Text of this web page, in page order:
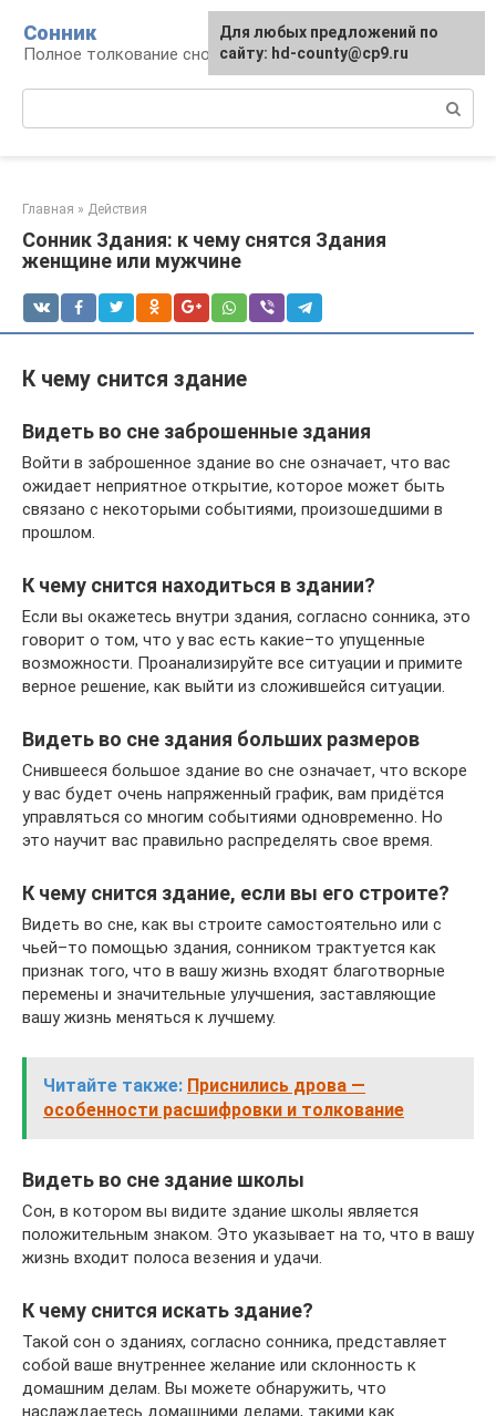
контенту
Сонник
Полное толкование снов
Главная » Действия
Сонник Здания: к чему снятся Здания
женщине или мужчине
К чему снится здание
Видеть во сне заброшенные здания
Войти в заброшенное здание во сне означает, что вас
ожидает неприятное открытие, которое может быть
связано с некоторыми событиями, произошедшими в
прошлом.
К чему снится находиться в здании?
Если вы окажетесь внутри здания, согласно сонника, это
говорит о том, что у вас есть какие–то упущенные
возможности. Проанализируйте все ситуации и примите
верное решение, как выйти из сложившейся ситуации.
Видеть во сне здания больших размеров
Снившееся большое здание во сне означает, что вскоре
у вас будет очень напряженный график, вам придётся
управляться со многим событиями одновременно. Но
это научит вас правильно распределять свое время.
К чему снится здание, если вы его строите?
Видеть во сне, как вы строите самостоятельно или с
чьей–то помощью здания, сонником трактуется как
признак того, что в вашу жизнь входят благотворные
перемены и значительные улучшения, заставляющие
вашу жизнь меняться к лучшему.
Читайте также: Приснились дрова —
особенности расшифровки и толкование
Видеть во сне здание школы
Сон, в котором вы видите здание школы является
положительным знаком. Это указывает на то, что в вашу
жизнь входит полоса везения и удачи.
К чему снится искать здание?
Такой сон о зданиях, согласно сонника, представляет
собой ваше внутреннее желание или склонность к
домашним делам. Вы можете обнаружить, что
наслаждаетесь домашними делами, такими как
Для любых предложений по
сайту: hd-county@cp9.ru